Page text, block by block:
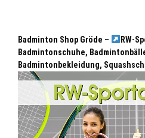
Badminton Shop Gröde –
RW-
Badmintonschuhe,
Badmintonbekleidung,